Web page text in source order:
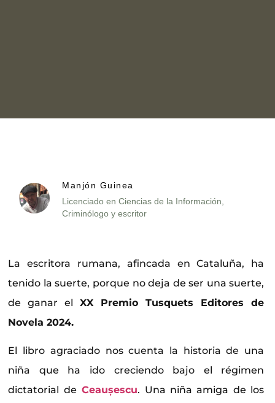
Manjón Guinea
Licenciado en Ciencias de la Información,
Criminólogo y escritor
La escritora rumana, afincada en Cataluña, ha
tenido la suerte, porque no deja de ser una suerte,
de ganar elXX Premio Tusquets Editores de
Novela 2024.
El libro agraciado nos cuenta la historia de una
niña que ha ido creciendo bajo el régimen
dictatorial de Ceaușescu. Una niña amiga de los